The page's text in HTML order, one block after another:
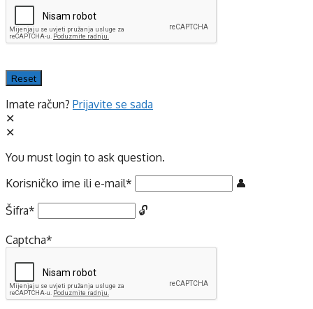
Imate račun? Prijavite se sada
You must login to ask question.
Korisničko ime ili e-mail*
Šifra*
Captcha*